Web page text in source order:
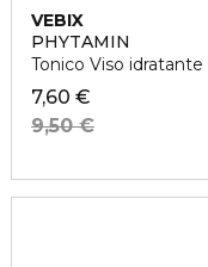
VEBIX
PHYTAMIN
Tonico Viso idratante
7,60 €
9,50 €